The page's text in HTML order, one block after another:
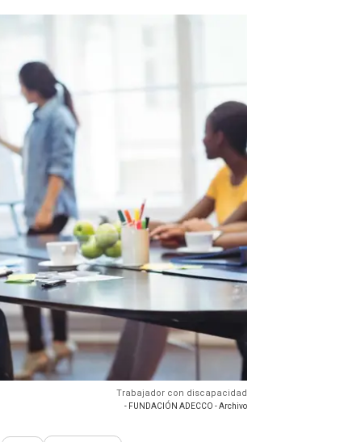
Trabajador con discapacidad
- FUNDACIÓN ADECCO - Archivo